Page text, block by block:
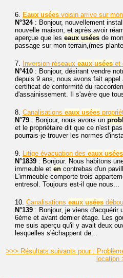
6. Eaux usées voisin arrive sur
N°324: Bonjour, nouvellement
nouvelle maison, et après avoir
aperçue que les eaux usées de
passage sur mon terrain,(mes
7. Inversion réseaux eaux usées et
N°410 : Bonjour, désirant vendre
depuis 9 ans, nous avons fait
certificat de conformité du
d'assainissement. Il s'avère que
8. Canalisations eaux usées
N°79 : Bonjour, nous avons un
et le propriétaire dit que ce n'est
pourrais-je trouver les normes
9. Litige évacuation des eaux usées
N°1839 : Bonjour. Nous habitons
immeuble et en contrebas d'un
L'immeuble comporte trois
entresol. Toujours est-il que nous...
10. Canalisations eaux usées
N°139 : Bonjour, je viens d'acquérir
6ème et avant dernier étage. Les
me suis aperçu qu'il y avait deux
lesquelles s'échappent de...
>>> Résultats suivants pour :
location